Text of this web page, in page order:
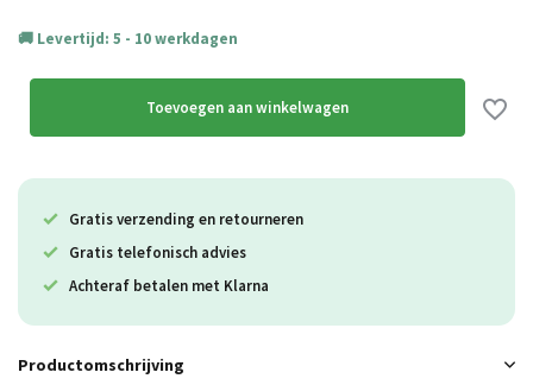
Levertijd: 5 - 10 werkdagen
Toevoegen aan winkelwagen
Gratis verzending en retourneren
Gratis telefonisch advies
Achteraf betalen met Klarna
Productomschrijving